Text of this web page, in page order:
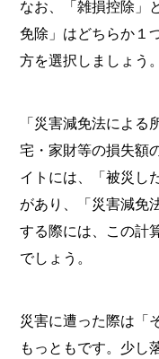
なお、「雑損控除」
免除」はどちらか１
方を選択しましょう。
「災害減免法によ
宅・家財等の損失額
イトには、「被災し
があり、「災害減免
する際には、この計
でしょう。
災害に遭った際は「
もっともです。少し